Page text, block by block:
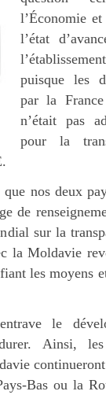
l’Économie
l’état
puisque les
par la
n’était pas
pour la
nos deux
de
sur la
la Moldavie
les moyens
le
Ainsi,
Bas ou la